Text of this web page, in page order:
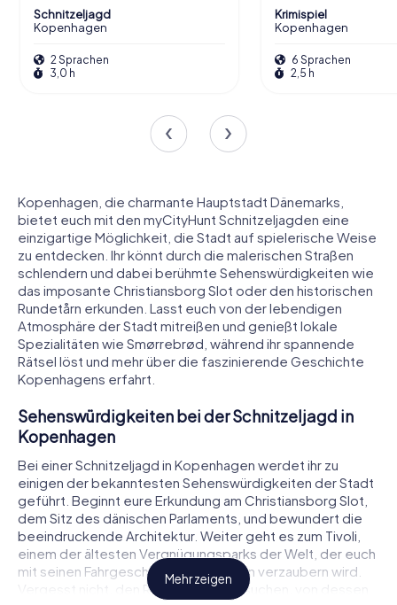
Schnitzeljagd
Kopenhagen
2 Sprachen
3,0 h
Krimispiel
Kopenhagen
6 Sprachen
2,5 h
Kopenhagen, die charmante Hauptstadt Dänemarks,
bietet euch mit den myCityHunt Schnitzeljagden eine
einzigartige Möglichkeit, die Stadt auf spielerische Weise
zu entdecken. Ihr könnt durch die malerischen Straßen
schlendern und dabei berühmte Sehenswürdigkeiten wie
das imposante Christiansborg Slot oder den historischen
Rundetårn erkunden. Lasst euch von der lebendigen
Atmosphäre der Stadt mitreißen und genießt lokale
Spezialitäten wie Smørrebrød, während ihr spannende
Rätsel löst und mehr über die faszinierende Geschichte
Kopenhagens erfahrt.
Sehenswürdigkeiten bei der Schnitzeljagd in
Kopenhagen
Bei einer Schnitzeljagd in Kopenhagen werdet ihr zu
einigen der bekanntesten Sehenswürdigkeiten der Stadt
geführt. Beginnt eure Erkundung am Christiansborg Slot,
dem Sitz des dänischen Parlaments, und bewundert die
beeindruckende Architektur. Weiter geht es zum Tivoli,
einem der ältesten Vergnügungsparks der Welt, der euch
mit seinen Fahrgeschäften und Gärten verzaubern wird.
Vergesst nicht, den Rundetårn zu besuchen, von dessen
Mehr zeigen